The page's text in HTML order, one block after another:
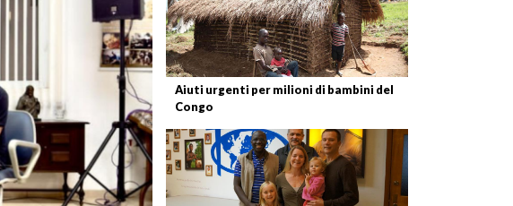
Aiuti urgenti per milioni di bambini del
Congo